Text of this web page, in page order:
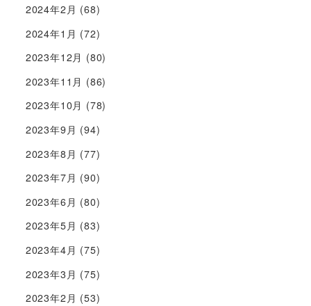
2024年2月 (68)
2024年1月 (72)
2023年12月 (80)
2023年11月 (86)
2023年10月 (78)
2023年9月 (94)
2023年8月 (77)
2023年7月 (90)
2023年6月 (80)
2023年5月 (83)
2023年4月 (75)
2023年3月 (75)
2023年2月 (53)